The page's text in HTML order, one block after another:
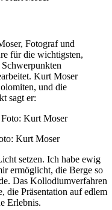
Fotograf und
für die wichtigsten,
Kurt Moser
und die
sagt er:
Kurt Moser
setzen. Ich habe ewig
ermöglicht, die Berge so
Das Kollodiumverfahren
die Präsentation auf edlem
Erlebnis.